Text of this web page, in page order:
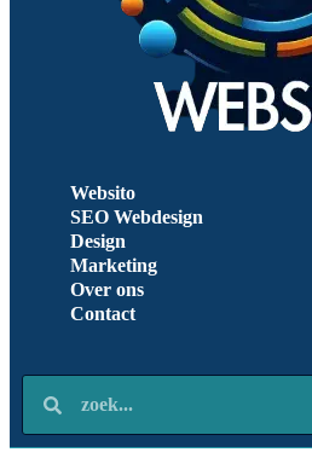
Websito
SEO Webdesign
Design
Marketing
Over ons
Contact